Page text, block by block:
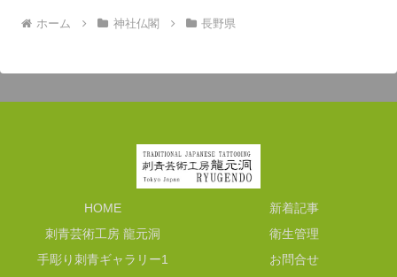
ホーム 神社仏閣 長野県
HOME
新着記事
刺青芸術工房 龍元洞
衛生管理
手彫り刺青ギャラリー1
お問合せ